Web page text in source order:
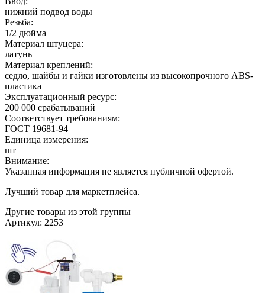
нижний подвод воды
Резьба:
1/2 дюйма
Материал штуцера:
латунь
Материал креплений:
седло, шайбы и гайки изготовлены из высокопрочного ABS-
пластика
Эксплуатационный ресурс:
200 000 срабатываний
Соответствует требованиям:
ГОСТ 19681-94
Единица измерения:
шт
Внимание:
Указанная информация не является публичной офертой.
Лучший товар для маркетплейса.
Другие товары из этой группы
Артикул: 2253